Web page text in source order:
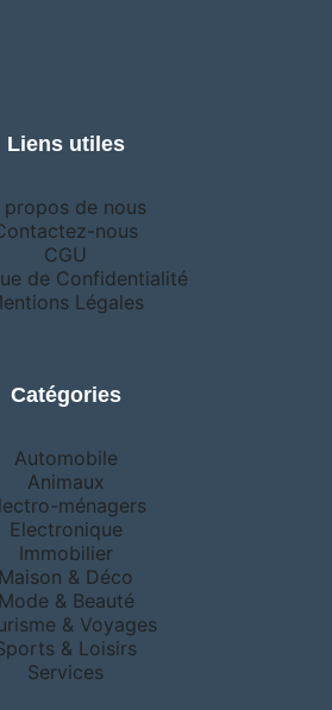
Liens utiles
propos de nous
nous
CGU
de Confidentialité
Légales
Catégories
Automobile
Animaux
ménagers
Electronique
Immobilier
Maison & Déco
Mode & Beauté
& Voyages
& Loisirs
Services